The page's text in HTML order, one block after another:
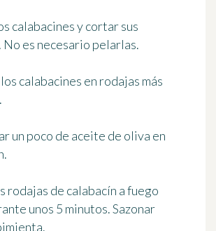
calabacines y cortar sus
No es necesario pelarlas.
calabacines en rodajas más
un poco de aceite de oliva en
rodajas de calabacín a fuego
unos 5 minutos. Sazonar